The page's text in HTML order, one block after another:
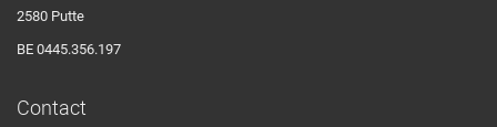
2580 Putte
BE 0445.356.197
Contact